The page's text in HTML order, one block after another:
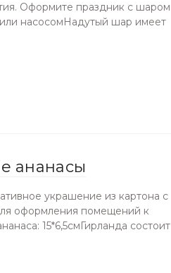
Оформите праздник с шаром
насосомНадутый шар имеет
ананасы
украшение из картона с
оформления помещений к
15*6,5смГирланда состоит